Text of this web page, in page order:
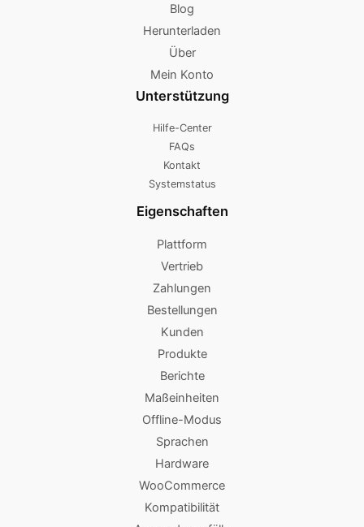
Blog
Herunterladen
Über
Mein Konto
Unterstützung
Hilfe-Center
FAQs
Kontakt
Systemstatus
Eigenschaften
Plattform
Vertrieb
Zahlungen
Bestellungen
Kunden
Produkte
Berichte
Maßeinheiten
Offline-Modus
Sprachen
Hardware
WooCommerce
Kompatibilität